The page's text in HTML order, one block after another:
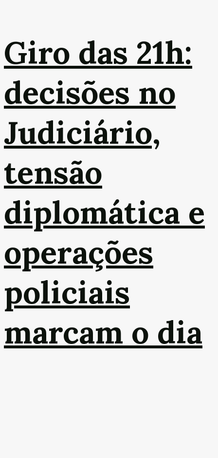
Giro das 21h:
decisões no
Judiciário,
tensão
diplomática e
operações
policiais
marcam o dia